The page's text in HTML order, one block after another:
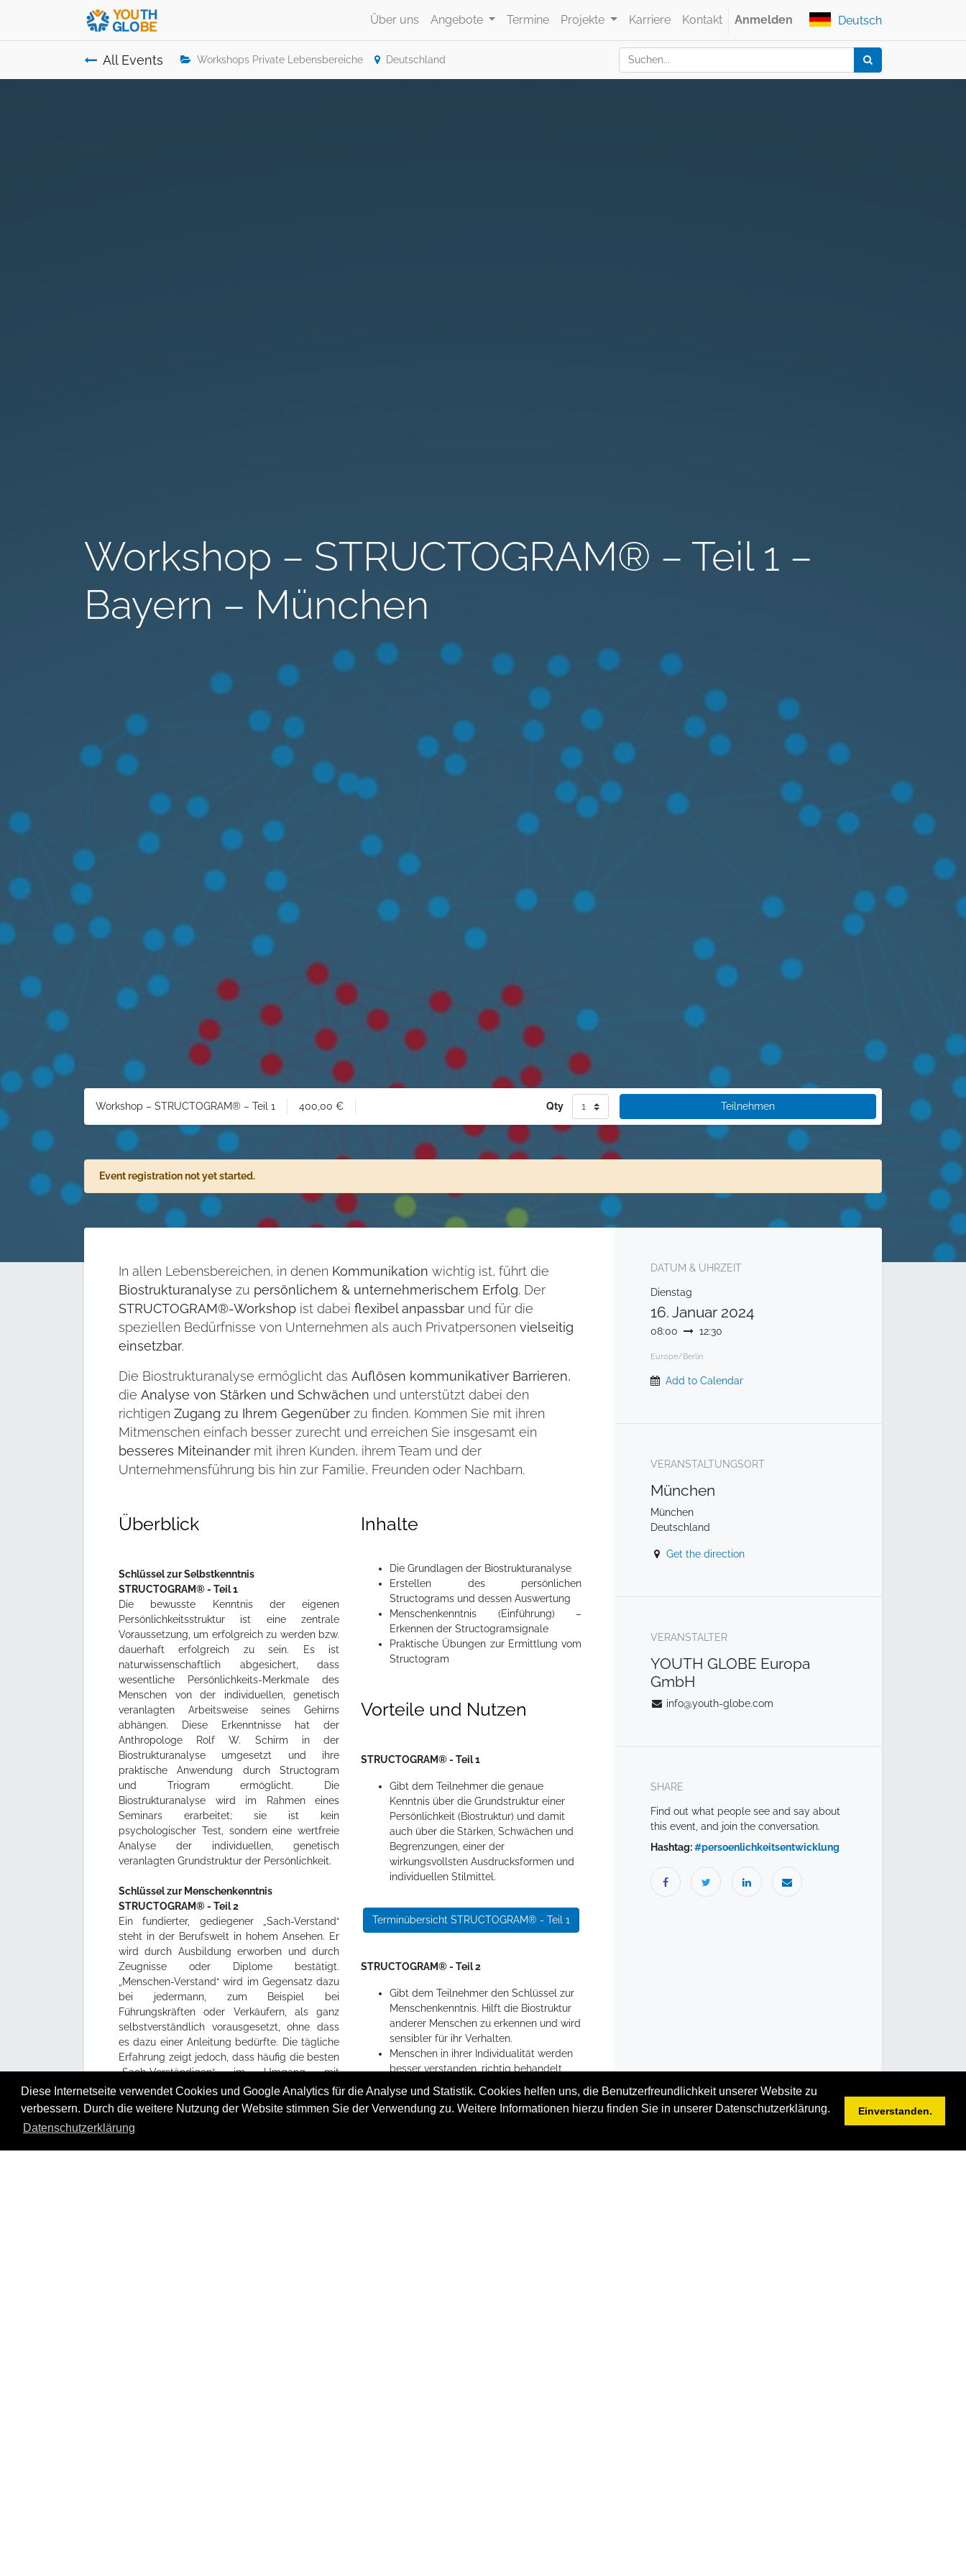
Diese Internetseite verwendet Cookies und Google Analytics für die Analyse und Statistik. Cookies helfen uns, die Benutzerfreundlichkeit unserer Website zu
verbessern. Durch die weitere Nutzung der Website stimmen Sie der Verwendung zu. Weitere Informationen hierzu finden Sie in unserer Datenschutzerklärung.
Datenschutzerklärung
Einverstanden.
Über uns Angebote Termine Projekte Karriere Kontakt Anmelden Deutsch
All Events Workshops Private Lebensbereiche Deutschland
Workshop – STRUCTOGRAM® – Teil 1 –
Bayern – München
Workshop – STRUCTOGRAM® – Teil 1 400,00 € Qty Teilnehmen
Event registration not yet started.
In allen Lebensbereichen, in denen Kommunikation wichtig ist, führt die
Biostrukturanalyse zu persönlichem & unternehmerischem Erfolg. Der
STRUCTOGRAM®-Workshop ist dabei flexibel anpassbar und für die
speziellen Bedürfnisse von Unternehmen als auch Privatpersonen vielseitig
einsetzbar.
Die Biostrukturanalyse ermöglicht das Auflösen kommunikativer Barrieren,
die Analyse von Stärken und Schwächen und unterstützt dabei den
richtigen Zugang zu Ihrem Gegenüber zu finden. Kommen Sie mit ihren
Mitmenschen einfach besser zurecht und erreichen Sie insgesamt ein
besseres Miteinander mit ihren Kunden, ihrem Team und der
Unternehmensführung bis hin zur Familie, Freunden oder Nachbarn.
Überblick
Schlüssel zur Selbstkenntnis
STRUCTOGRAM® - Teil 1
Die bewusste Kenntnis der eigenen
Persönlichkeitsstruktur ist eine zentrale
Voraussetzung, um erfolgreich zu werden bzw.
dauerhaft erfolgreich zu sein. Es ist
naturwissenschaftlich abgesichert, dass
wesentliche Persönlichkeits-Merkmale des
Menschen von der individuellen, genetisch
veranlagten Arbeitsweise seines Gehirns
abhängen. Diese Erkenntnisse hat der
Anthropologe Rolf W. Schirm in der
Biostrukturanalyse umgesetzt und ihre
praktische Anwendung durch Structogram
und Triogram ermöglicht. Die
Biostrukturanalyse wird im Rahmen eines
Seminars erarbeitet; sie ist kein
psychologischer Test, sondern eine wertfreie
Analyse der individuellen, genetisch
veranlagten Grundstruktur der Persönlichkeit.
Schlüssel zur Menschenkenntnis
STRUCTOGRAM® - Teil 2
Ein fundierter, gediegener „Sach-Verstand“
steht in der Berufswelt in hohem Ansehen. Er
wird durch Ausbildung erworben und durch
Zeugnisse oder Diplome bestätigt.
„Menschen-Verstand“ wird im Gegensatz dazu
bei jedermann, zum Beispiel bei
Führungskräften oder Verkäufern, als ganz
selbstverständlich vorausgesetzt, ohne dass
es dazu einer Anleitung bedürfte. Die tägliche
Erfahrung zeigt jedoch, dass häufig die besten
„Sach-Verständigen“ im Umgang mit
Menschen Fehler machen, die sie sich auf
ihrem Sachgebiet nicht erlauben würden oder
leisten könnten. Diese Fehler können
vermieden werden, wenn man die Biostruktur
Inhalte
Die Grundlagen der Biostrukturanalyse
Erstellen des persönlichen
Structograms und dessen Auswertung
Menschenkenntnis (Einführung) –
Erkennen der Structogramsignale
Praktische Übungen zur Ermittlung vom
Structogram
Vorteile und Nutzen
STRUCTOGRAM® - Teil 1
Gibt dem Teilnehmer die genaue
Kenntnis über die Grundstruktur einer
Persönlichkeit (Biostruktur) und damit
auch über die Stärken, Schwächen und
Begrenzungen, einer der
wirkungsvollsten Ausdrucksformen und
individuellen Stilmittel.
Terminübersicht STRUCTOGRAM® - Teil 1
STRUCTOGRAM® - Teil 2
Gibt dem Teilnehmer den Schlüssel zur
Menschenkenntnis. Hilft die Biostruktur
anderer Menschen zu erkennen und wird
sensibler für ihr Verhalten.
Menschen in ihrer Individualität werden
besser verstanden, richtig behandelt
Die Teilnehmer lernen das Verhalten
anderer besser vorherzusehen und zu
DATUM & UHRZEIT
Dienstag
16. Januar 2024
08:00 12:30
Europe/Berlin
Add to Calendar
VERANSTALTUNGSORT
München
München
Deutschland
Get the direction
VERANSTALTER
YOUTH GLOBE Europa
GmbH
info@youth-globe.com
SHARE
Find out what people see and say about
this event, and join the conversation.
Hashtag:#persoenlichkeitsentwicklung